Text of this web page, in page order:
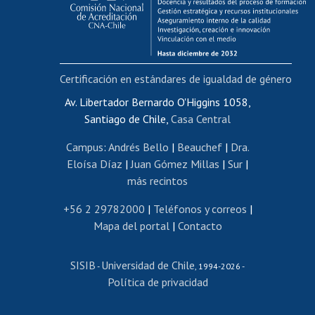
Funcionarias/os
Cursos internos de capacitación
Bienestar del personal
Portal de movilidad interna
Certificado de renta
Certificado de renta honorarios
Editar páginas blancas
Extranjeras/os
Revalidación y reconocimiento de títulos
Postulación al Programa de Movilidad Estudiantil
Cursos de español
Av. Libertador Bernardo O'Higgins 1058,
Santiago de Chile, Casa Central
Campus: Andrés Bello | Beauchef| Dra.
Eloísa Díaz | Juan Gómez Millas | Sur |
más recintos
+56 2 29782000 | Teléfonos y correos |
Mapa del portal| Contacto
SISIB - Universidad de Chile , 1994-2026 -
Política de privacidad
Certificación en estándares de igualdad de género